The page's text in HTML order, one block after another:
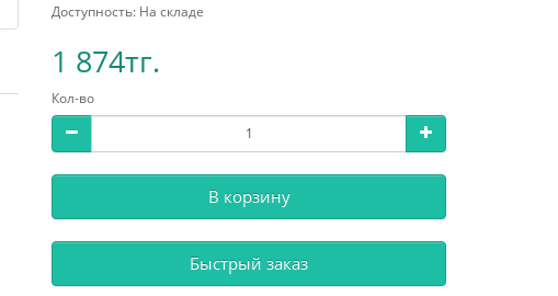
Доступность: На складе
1 874тг.
Кол-во
В корзину
Быстрый заказ